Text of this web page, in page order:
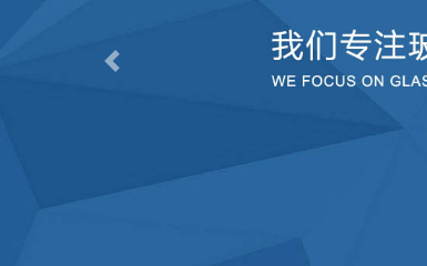
Previous